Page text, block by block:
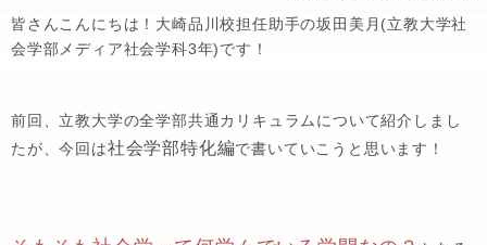
皆さんこんにちは！大崎品川校担任助手の坂田美月(立教大学社
会学部メディア社会学科3年)です！
前回、立教大学の全学部共通カリキュラムについて紹介しまし
たが、今回は社会学部特化編で書いていこうと思います！